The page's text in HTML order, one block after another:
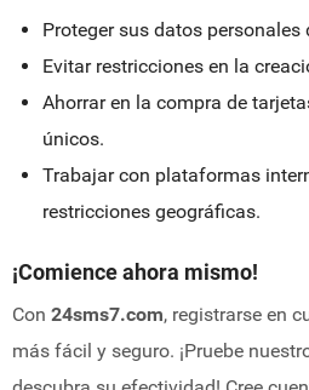
Proteger sus datos
Evitar restricciones en la
Ahorrar en la compra de
únicos.
Trabajar con plataformas
restricciones geográficas.
¡Comience ahora mismo!
Con 24sms7.com, registrarse en
más fácil y seguro. ¡Pruebe